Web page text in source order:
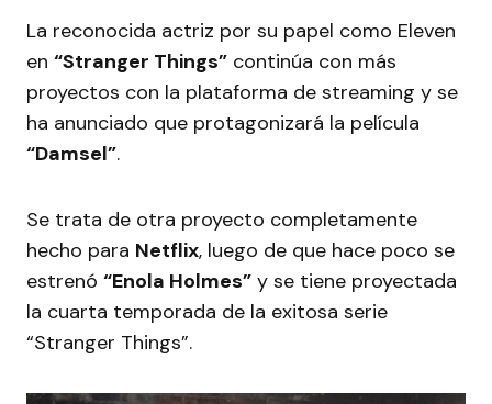
La reconocida actriz por su papel como Eleven
en “Stranger Things” continúa con más
proyectos con la plataforma de streaming y se
ha anunciado que protagonizará la película
“Damsel”.
Se trata de otra proyecto completamente
hecho para Netflix, luego de que hace poco se
estrenó “Enola Holmes” y se tiene proyectada
la cuarta temporada de la exitosa serie
“Stranger Things”.